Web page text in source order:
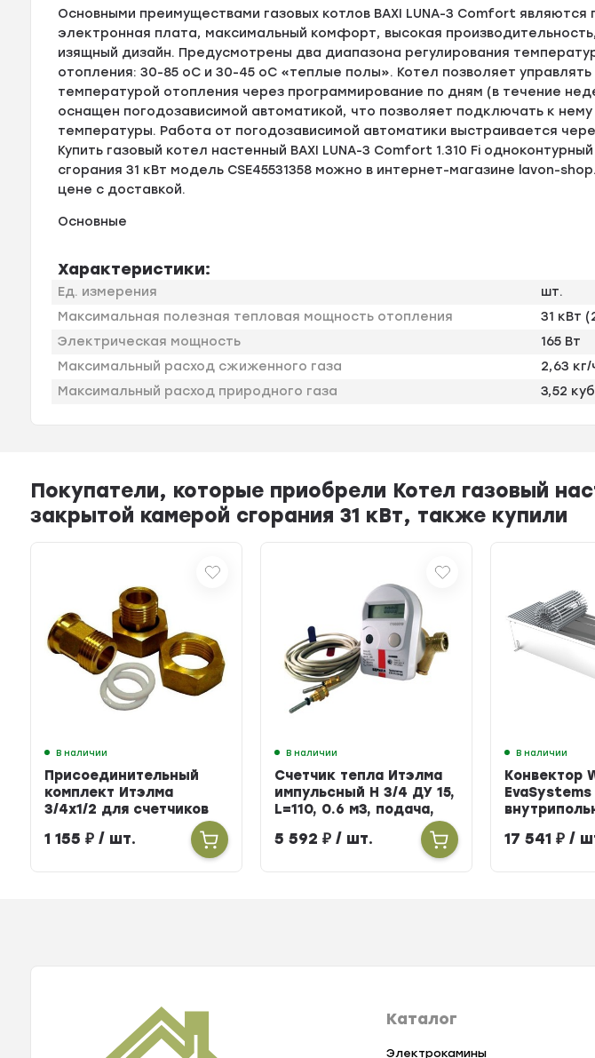
Основными преимуществами газовых котлов BAXI LUNA-3 Comfort являются
электронная плата, максимальный комфорт, высокая
изящный дизайн. Предусмотрены два диапазона регулирования
отопления: 30-85 оС и 30-45 оС «теплые полы». Котел позволяет
температурой отопления через программирование по дням (в течение
оснащен погодозависимой автоматикой, что позволяет подключать к нему
температуры. Работа от погодозависимой автоматики выстраивается
Купить газовый котел настенный BAXI LUNA-3 Comfort 1.310 Fi
сгорания 31 кВт модель CSE45531358 можно в интернет-магазине lavon-
цене с доставкой.
Основные
Характеристики:
Ед. измерения
шт.
Максимальная полезная тепловая мощность отопления
31 кВт
Электрическая мощность
165 Вт
Максимальный расход сжиженного газа
2,63
Максимальный расход природного газа
3,52
Покупатели, которые приобрели Котел газовый
закрытой камерой сгорания 31 кВт, также купили
В наличии
Присоединительный
комплект Итэлма
3/4х1/2 для счетчиков
1 155₽ / шт.
В наличии
Счетчик тепла Итэлма
импульсный Н 3/4 ДУ 15,
L=110, 0.6 м3, подача,
5 592₽ / шт.
В наличии
Конвектор
EvaSystems
258мм
17 541₽ /
Каталог
Электрокамины